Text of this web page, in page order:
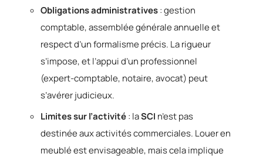
Obligations administratives: gestion
comptable, assemblée générale annuelle et
respect d’un formalisme précis. La rigueur
s’impose, et l’appui d’un professionnel
(expert-comptable, notaire, avocat) peut
s’avérer judicieux.
Limites sur l’activité: laSCI n’est pas
destinée aux activités commerciales. Louer en
meublé est envisageable, mais cela implique